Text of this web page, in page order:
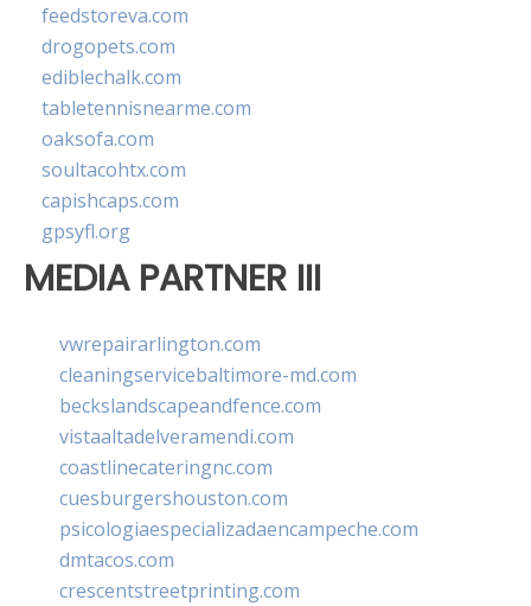
feedstoreva.com
drogopets.com
ediblechalk.com
tabletennisnearme.com
oaksofa.com
soultacohtx.com
capishcaps.com
gpsyfl.org
MEDIA PARTNER III
vwrepairarlington.com
cleaningservicebaltimore-md.com
beckslandscapeandfence.com
vistaaltadelveramendi.com
coastlinecateringnc.com
cuesburgershouston.com
psicologiaespecializadaencampeche.com
dmtacos.com
crescentstreetprinting.com